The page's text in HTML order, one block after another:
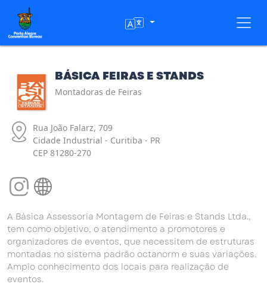
BÁSICA FEIRAS E STANDS
Montadoras de Feiras
Rua João Falarz, 709
Cidade Industrial - Curitiba - PR
CEP 81280-270
A Básica Assessoria Montagem de Feiras e Stands Ltda.,
tem como objetivo, o atendimento a promotores e
organizadores de eventos, que necessitem de estruturas
montadas no sistema padrão octanorm e suas variações.
Amplo conhecimento dos locais para realização de
eventos.